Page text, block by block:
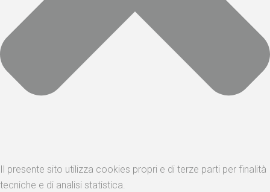
Il presente sito utilizza cookies propri e di terze parti per finalità
tecniche e di analisi statistica.